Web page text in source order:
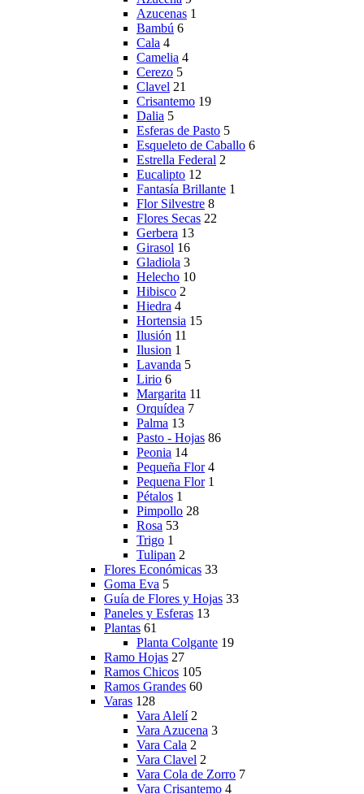
Azucenas 1
Bambú 6
Cala 4
Camelia 4
Cerezo 5
Clavel 21
Crisantemo 19
Dalia 5
Esferas de Pasto 5
Esqueleto de Caballo 6
Estrella Federal 2
Eucalipto 12
Fantasía Brillante 1
Flor Silvestre 8
Flores Secas 22
Gerbera 13
Girasol 16
Gladiola 3
Helecho 10
Hibisco 2
Hiedra 4
Hortensia 15
Ilusión 11
Ilusion 1
Lavanda 5
Lirio 6
Margarita 11
Orquídea 7
Palma 13
Pasto - Hojas 86
Peonia 14
Pequeña Flor 4
Pequena Flor 1
Pétalos 1
Pimpollo 28
Rosa 53
Trigo 1
Tulipan 2
Flores Económicas 33
Goma Eva 5
Guía de Flores y Hojas 33
Paneles y Esferas 13
Plantas 61
Planta Colgante 19
Ramo Hojas 27
Ramos Chicos 105
Ramos Grandes 60
Varas 128
Vara Alelí 2
Vara Azucena 3
Vara Cala 2
Vara Clavel 2
Vara Cola de Zorro 7
Vara Crisantemo 4